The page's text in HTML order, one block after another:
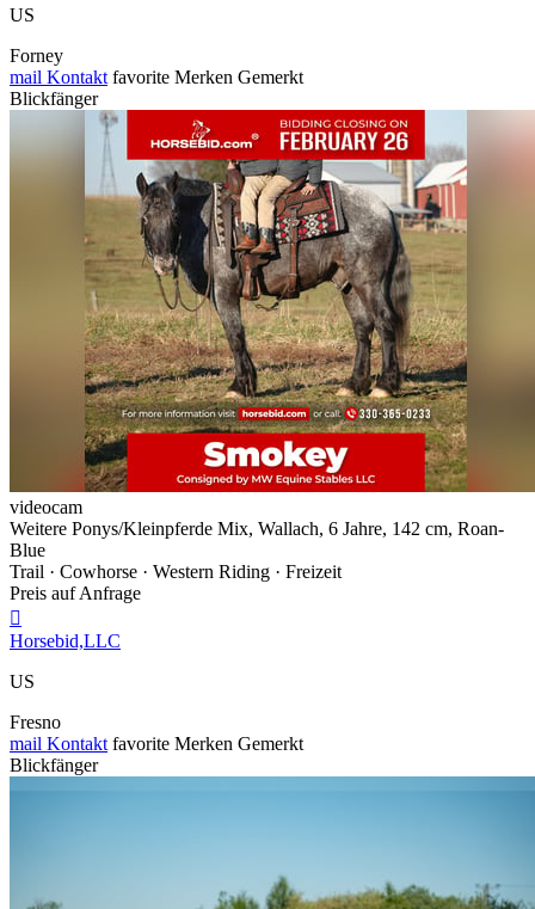
US
Forney
mail Kontakt favorite Merken Gemerkt
Blickfänger
videocam
Weitere Ponys/Kleinpferde Mix, Wallach, 6 Jahre, 142 cm, Roan-
Blue
Trail · Cowhorse · Western Riding · Freizeit
Preis auf Anfrage

Horsebid,LLC
US
Fresno
mail Kontakt favorite Merken Gemerkt
Blickfänger